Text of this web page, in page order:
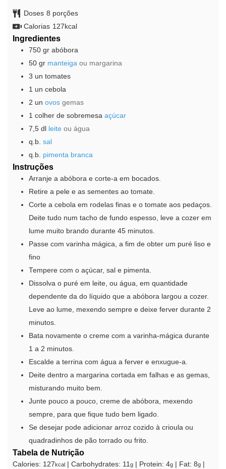
Doses 8 porções
Calorias 127 kcal
Ingredientes
750 gr abóbora
50 gr manteiga ou margarina
3 un tomates
1 un cebola
2 un ovos gemas
1 colher de sobremesa açúcar
7,5 dl leite ou água
q.b. sal
q.b. pimenta branca
Instruções
Arranje a abóbora e corte-a em bocados.
Retire a pele e as sementes ao tomate.
Corte a cebola em rodelas finas e o tomate aos pedaços.
Deite tudo num tacho de fundo espesso, leve a cozer em
lume muito brando durante 45 minutos.
Passe com varinha mágica, a fim de obter um puré liso e
fino
Tempere com o açúcar, sal e pimenta.
Dissolva o puré em leite, ou água, em quantidade
dependente da do líquido que a abóbora largou a cozer.
Leve ao lume, mexendo sempre e deixe ferver durante 2
minutos.
Bata novamente o creme com a varinha-mágica durante
1 a 2 minutos.
Escalde a terrina com água a ferver e enxugue-a.
Deite dentro a margarina cortada em falhas e as gemas,
misturando muito bem.
Junte pouco a pouco, creme de abóbora, mexendo
sempre, para que fique tudo bem ligado.
Se desejar pode adicionar arroz cozido à crioula ou
quadradinhos de pão torrado ou frito.
Tabela de Nutrição
Calories: 127kcal Carbohydrates: 11g Protein: 4g Fat: 8g